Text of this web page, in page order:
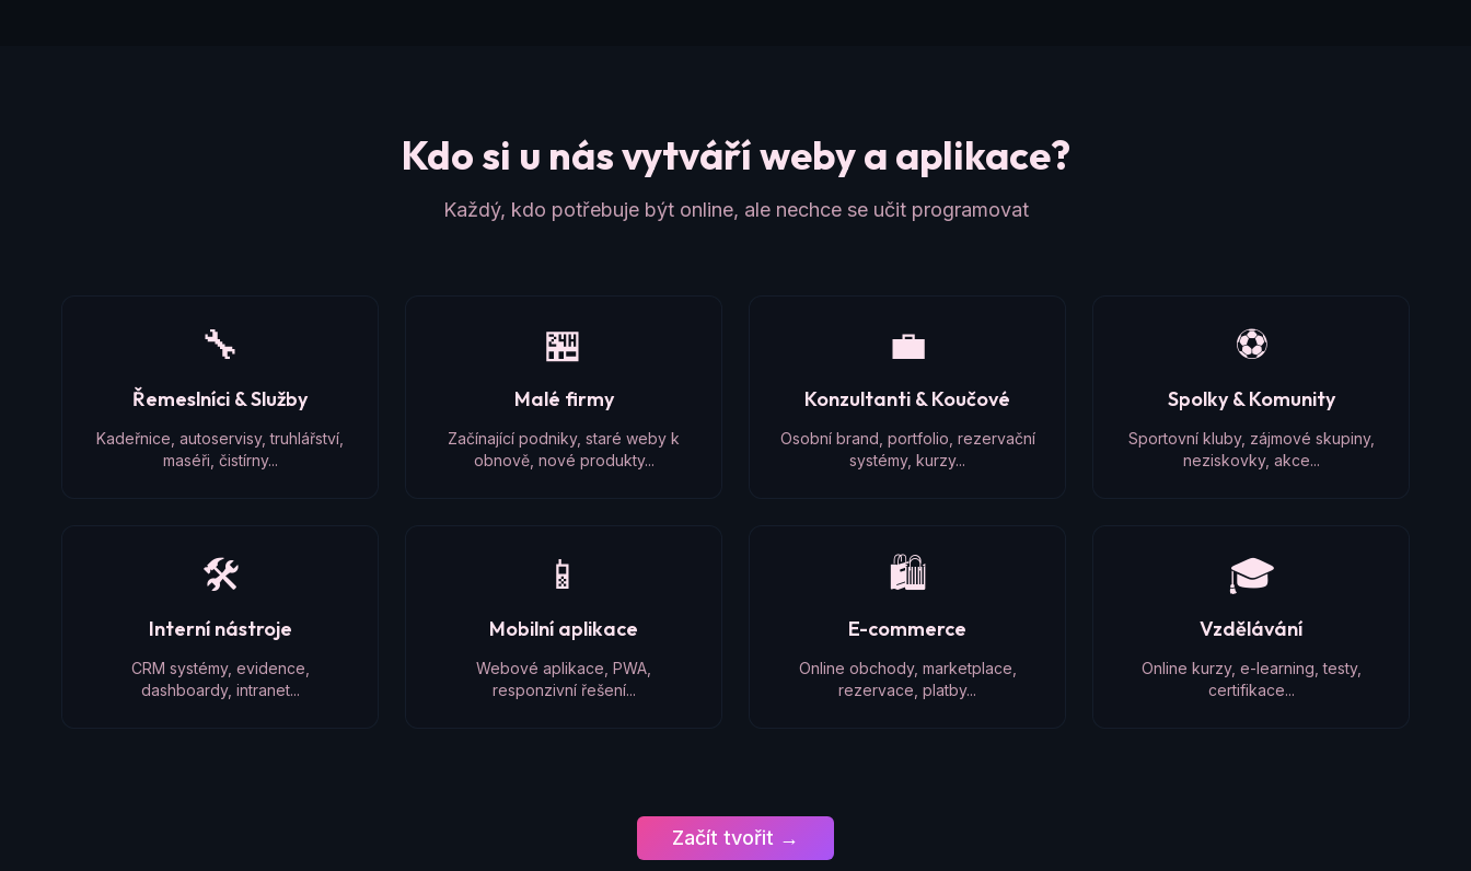
Kdo si u nás vytváří weby a aplikace?
Každý, kdo potřebuje být online, ale nechce se učit programovat
🔧
Řemeslníci & Služby
Kadeřnice, autoservisy, truhlářství,
maséři, čistírny...
🏪
Malé firmy
Začínající podniky, staré weby k
obnově, nové produkty...
💼
Konzultanti & Koučové
Osobní brand, portfolio, rezervační
systémy, kurzy...
⚽
Spolky & Komunity
Sportovní kluby, zájmové skupiny,
neziskovky, akce...
🛠️
Interní nástroje
CRM systémy, evidence,
dashboardy, intranet...
📱
Mobilní aplikace
Webové aplikace, PWA,
responzivní řešení...
🛍️
E-commerce
Online obchody, marketplace,
rezervace, platby...
🎓
Vzdělávání
Online kurzy, e-learning, testy,
certifikace...
Začít tvořit →